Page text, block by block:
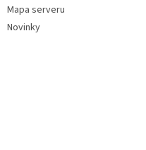
Mapa serveru
Novinky